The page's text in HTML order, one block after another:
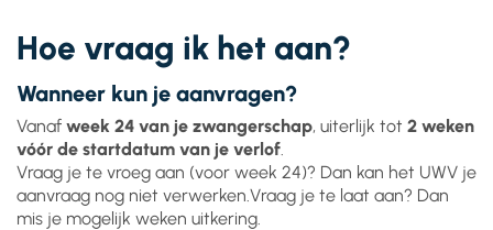
Hoe vraag ik het aan?
Wanneer kun je aanvragen?
Vanaf week 24 van je zwangerschap, uiterlijk tot 2 weken
vóór de startdatum van je verlof
Vraag je te vroeg aan (voor week 24)? Dan kan het UWV je
aanvraag nog niet verwerken.Vraag je te laat aan? Dan
mis je mogelijk weken uitkering.